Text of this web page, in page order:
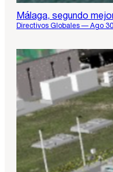
Málaga, segundo
Directivos Globales — Ago